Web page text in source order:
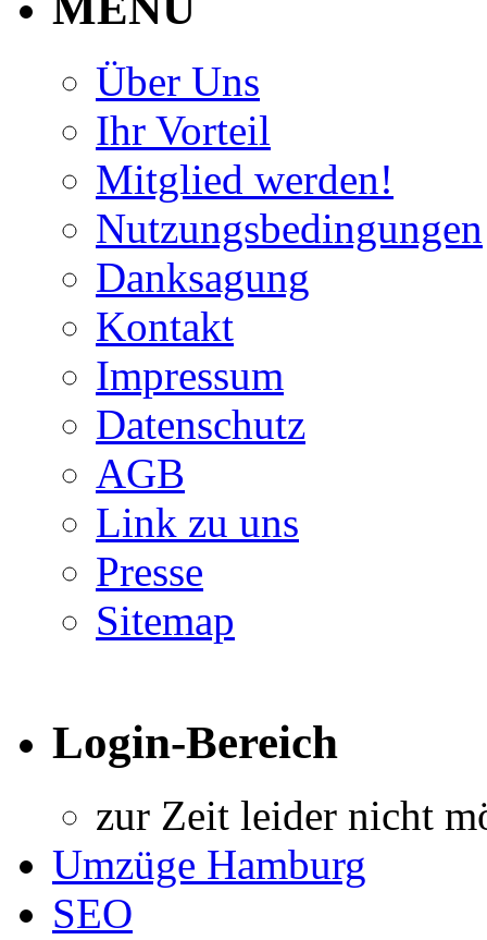
Über Uns
Ihr Vorteil
Mitglied werden!
Nutzungsbedingungen
Danksagung
Kontakt
Impressum
Datenschutz
AGB
Link zu uns
Presse
Sitemap
Login-Bereich
zur Zeit leider nicht
Umzüge Hamburg
SEO